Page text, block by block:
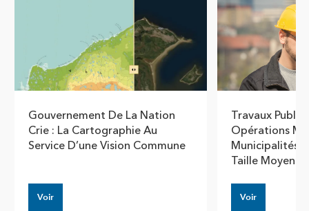
Gouvernement De La Nation
Crie : La Cartographie Au
Service D’une Vision Commune
Voir
Travaux
Opérations
Municipalités
Taille Moyenne
Voir